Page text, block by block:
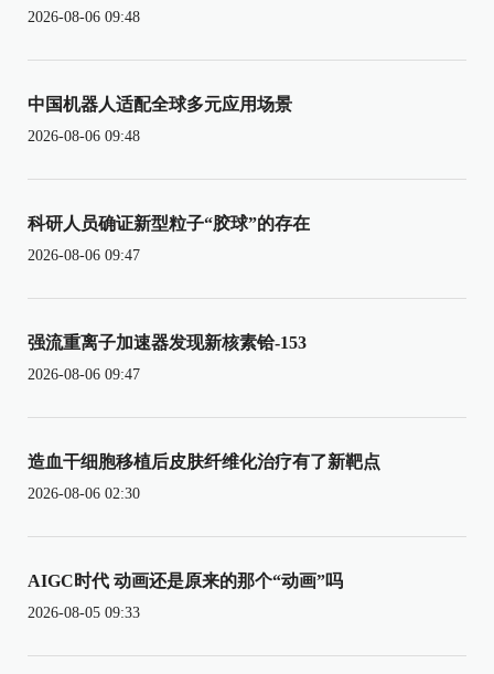
2026-08-06 09:48
中国机器人适配全球多元应用场景
2026-08-06 09:48
科研人员确证新型粒子“胶球”的存在
2026-08-06 09:47
强流重离子加速器发现新核素铪-153
2026-08-06 09:47
造血干细胞移植后皮肤纤维化治疗有了新靶点
2026-08-06 02:30
AIGC时代 动画还是原来的那个“动画”吗
2026-08-05 09:33